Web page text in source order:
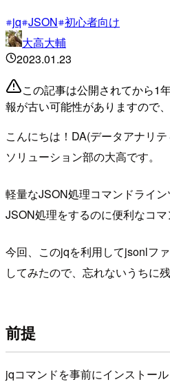
jq JSON 初心者向け
大高大輔
2023.01.23
この記事は公開されてから1
報が古い可能性がありますので
こんにちは！DA(データアナリ
ソリューション部の大高です。
軽量なJSON処理コマンドライ
JSON処理をするのに便利なコマ
今回、このjqを利用してjsonlフ
してみたので、忘れないうちに
前提
jqコマンドを事前にインストー